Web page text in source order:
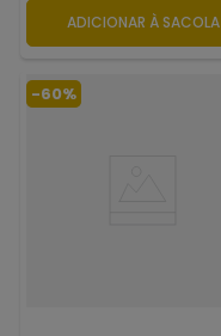
ADICIONAR À SACOLA
-60%